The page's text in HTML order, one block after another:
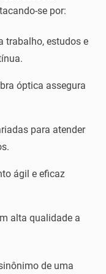
se por:
trabalho, estudos e
óptica assegura
para atender
ágil e eficaz
alta qualidade a
de uma